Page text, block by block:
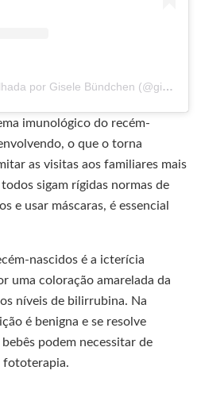
Uma publicação compartilhada por Gisele Bündchen (@gisele)
imunológico do recém-
o que o torna
as visitas aos familiares mais
sigam rígidas normas de
e usar máscaras, é essencial
nascidos é a icterícia
uma coloração amarelada da
níveis de bilirrubina. Na
é benigna e se resolve
podem necessitar de
fototerapia.